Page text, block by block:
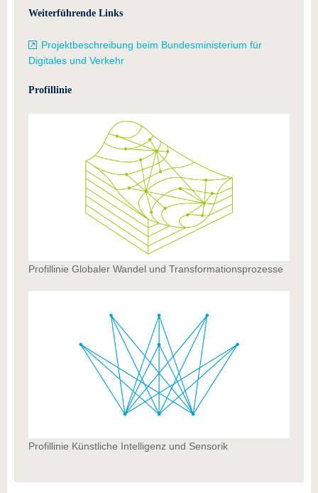
Weiterführende Links
Projektbeschreibung beim Bundesministerium für
Digitales und Verkehr
Profillinie
Profillinie Globaler Wandel und Transformationsprozesse
Profillinie Künstliche Intelligenz und Sensorik